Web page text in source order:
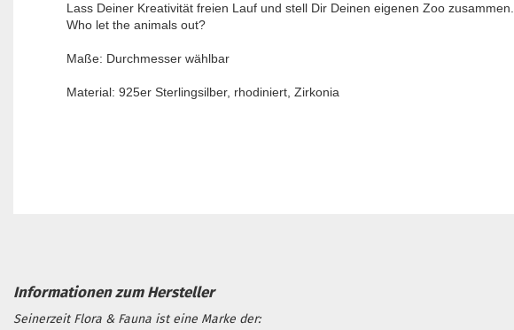
Lass Deiner Kreativität freien Lauf und stell Dir Deinen eigenen Zoo zusammen.
Who let the animals out?
Maße: Durchmesser wählbar
Material: 925er Sterlingsilber, rhodiniert, Zirkonia
Seinerzeit Flora & Fauna ist eine Marke der: